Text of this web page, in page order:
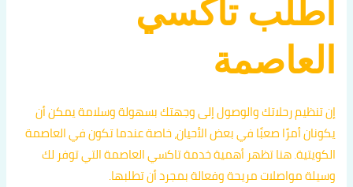
اطلب تاكسي
العاصمة
إن تنظيم رحلاتك والوصول إلى وجهتك بسهولة وسلامة يمكن أن
يكونان أمرًا صعبًا في بعض الأحيان، خاصة عندما تكون في العاصمة
الكويتية. هنا تظهر أهمية خدمة تاكسي العاصمة التي توفر لك
وسيلة مواصلات مريحة وفعالة بمجرد أن تطلبها.